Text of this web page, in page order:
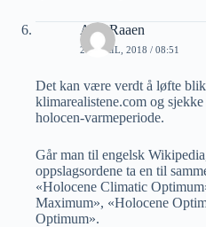
A M Raaen
26 APRIL, 2018 / 08:51
Det kan være verdt å løfte
klimarealistene.com og
holocen-varmeperiode.
Går man til engelsk
oppslagsordene ta en til
«Holocene Climatic
Maximum», «Holocene
Optimum».